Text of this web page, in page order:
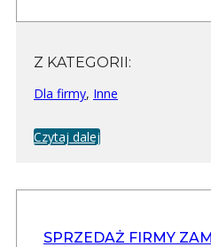
Z KATEGORII:
Dla firmy, Inne
Czytaj dalej
SPRZEDAŻ FIRMY